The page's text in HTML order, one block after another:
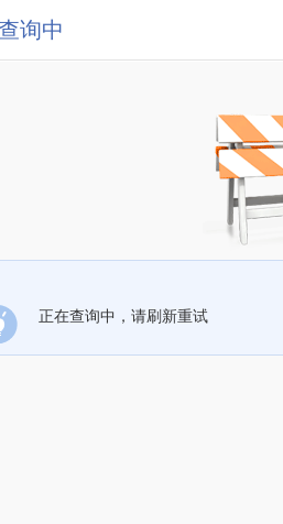
询中
正在查询中，请刷新重试